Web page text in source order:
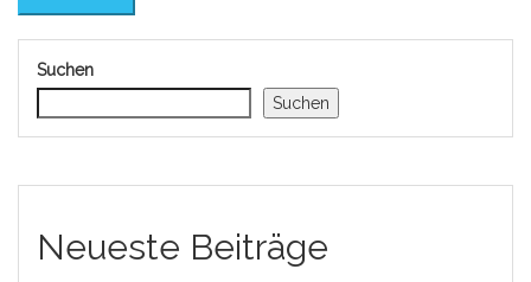
Suchen
Suchen
Neueste Beiträge